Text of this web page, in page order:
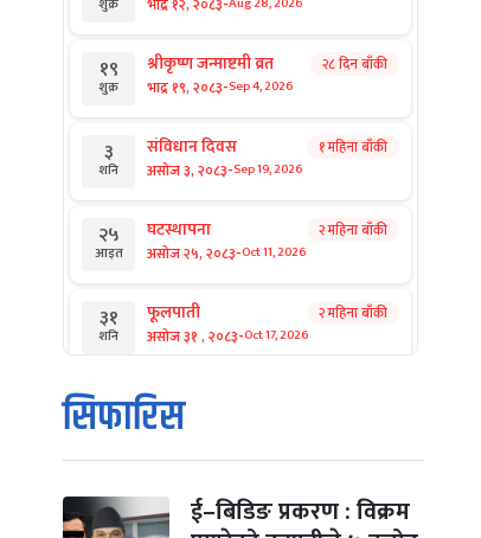
शुक्र
१९
शुक्र
श्रीकृष्ण जन्माष्टमी व्रत
भाद्र १९, २०८३-Sep 4, 2026
२८ दिन बाँकी
३
शनि
संविधान दिवस
असोज ३, २०८३-Sep 19, 2026
१ महिना बाँकी
२५
आइत
घटस्थापना
असोज २५, २०८३-Oct 11, 2026
२ महिना बाँकी
३१
शनि
फूलपाती
असोज ३१ , २०८३-Oct 17, 2026
२ महिना बाँकी
१
आइत
कार्तिक सङ्क्रान्ति
कार्तिक १, २०८३
मंगल कार्तिक ३, २०८३-Oct 20, 2026
सिफारिस
ई–बिडिङ प्रकरण : विक्रम